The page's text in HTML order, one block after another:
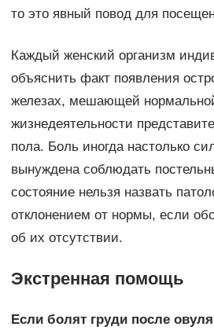
то это явный повод для
Каждый женский организм
объяснить факт появления
железах, мешающей
жизнедеятельности
пола. Боль иногда настолько
вынуждена соблюдать
состояние нельзя назвать
отклонением от нормы, если
об их отсутствии.
Экстренная помощь
Если болят груди после